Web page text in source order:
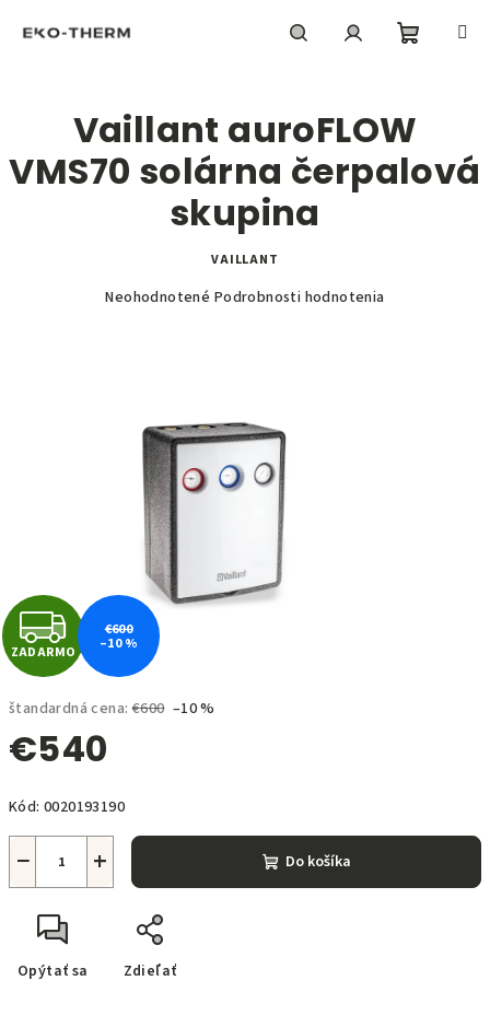
košík
štandardná cena: €600 –10 %
€540
cena:
Kód: 0020193190
+
− Do košíka
Opýtať sa Zdieľať
Vaillant auroFLOW
VMS70 solárna čerpalová
skupina
VAILLANT
Priemerné
hviezdičiek.
Neohodnotené Podrobnosti hodnotenia
Z
A
D
A
R
M
O
ZADARMO
€600
–10 %